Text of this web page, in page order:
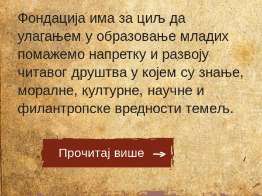
Фондација има за циљ да
улагањем у образовање младих
помажемо напретку и развоју
читавог друштва у којем су знање,
моралне, културне, научне и
филантропске вредности темељ.
Прочитај више